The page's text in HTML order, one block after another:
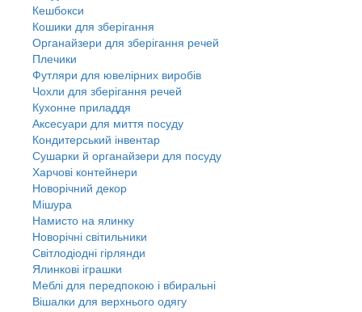
Кешбокси
Кошики для зберігання
Органайзери для зберігання речей
Плечики
Футляри для ювелірних виробів
Чохли для зберігання речей
Кухонне приладдя
Аксесуари для миття посуду
Кондитерський інвентар
Сушарки й органайзери для посуду
Харчові контейнери
Новорічний декор
Мішура
Намисто на ялинку
Новорічні світильники
Світлодіодні гірлянди
Ялинкові іграшки
Меблі для передпокою і вбиральні
Вішалки для верхнього одягу